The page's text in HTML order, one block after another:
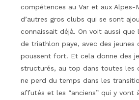
compétences au Var et aux Alpes-
d’autres gros clubs qui se sont
connaissait déjà. On voit aussi que
de triathlon paye, avec des jeunes
poussent fort. Et cela donne des
structurés, au top dans toutes les
ne perd du temps dans les
affutés et les “anciens” qui y vont